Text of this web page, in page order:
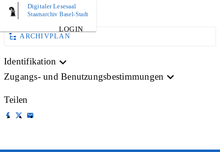
Digitaler Lesesaal
Staatsarchiv Basel-Stadt
LOGIN
AKTE
ARCHIVPLAN
Identifikation
Zugangs- und Benutzungsbestimmungen
Teilen